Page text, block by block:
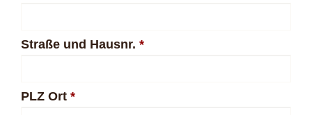
Straße und Hausnr. *
PLZ Ort *